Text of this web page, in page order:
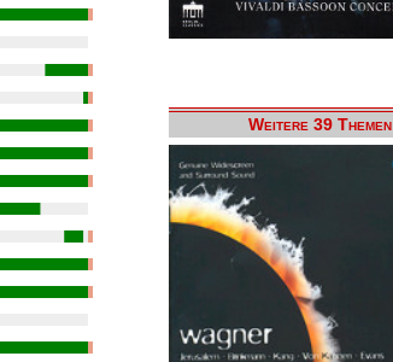
Weitere 39 Themen